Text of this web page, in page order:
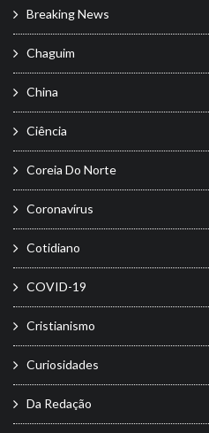
Breaking News
Chaguim
China
Ciência
Coreia Do Norte
Coronavírus
Cotidiano
COVID-19
Cristianismo
Curiosidades
Da Redação